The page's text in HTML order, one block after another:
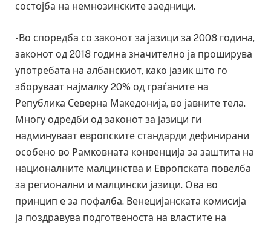
состојба на немнозинските заедници.
-Во споредба со законот за јазици за 2008 година,
законот од 2018 година значително ја проширува
употребата на албанскиот, како јазик што го
зборуваат најмалку 20% од граѓаните на
Република Северна Македонија, во јавните тела.
Многу одредби од законот за јазици ги
надминуваат европските стандарди дефинирани
особено во Рамковната конвенција за заштита на
националните малцинства и Европската повелба
за регионални и малцински јазици. Ова во
принцип е за пофалба. Венецијанската комисија
ја поздравува подготвеноста на властите на